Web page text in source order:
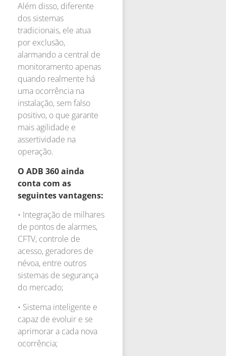
Além disso, diferente
dos sistemas
tradicionais, ele atua
por exclusão,
alarmando a central de
monitoramento apenas
quando realmente há
uma ocorrência na
instalação, sem falso
positivo, o que garante
mais agilidade e
assertividade na
operação.
O ADB 360 ainda
conta com as
seguintes vantagens:
• Integração de milhares
de pontos de alarmes,
CFTV, controle de
acesso, geradores de
névoa, entre outros
sistemas de segurança
do mercado;
• Sistema inteligente e
capaz de evoluir e se
aprimorar a cada nova
ocorrência;